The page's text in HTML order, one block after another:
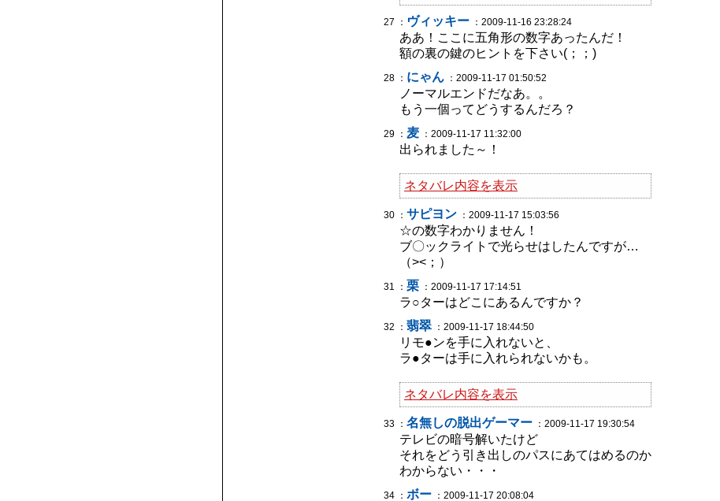
27 ： ヴィッキー ：2009-11-16 23:28:24
ああ！ここに五角形の数字あったんだ！
額の裏の鍵のヒントを下さい(；；)
28 ： にゃん ：2009-11-17 01:50:52
ノーマルエンドだなあ。。
もう一個ってどうするんだろ？
29 ： 麦 ：2009-11-17 11:32:00
出られました～！
ネタバレ内容を表示
30 ： サピヨン ：2009-11-17 15:03:56
☆の数字わかりません！
ブ〇ックライトで光らせはしたんですが…
（><；）
31 ： 栗 ：2009-11-17 17:14:51
ラ○ターはどこにあるんですか？
32 ： 翡翠 ：2009-11-17 18:44:50
リモ●ンを手に入れないと、
ラ●ターは手に入れられないかも。
ネタバレ内容を表示
33 ： 名無しの脱出ゲーマー ：2009-11-17 19:30:54
テレビの暗号解いたけど
それをどう引き出しのパスにあてはめるのか
わからない・・・
34 ： ボー ：2009-11-17 20:08:04